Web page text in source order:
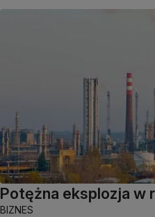
Potężna eksplozja w
BIZNES